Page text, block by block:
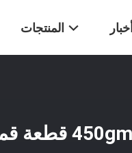
المنتجات أخبار